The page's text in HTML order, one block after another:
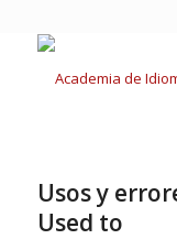
Usos y
Used to